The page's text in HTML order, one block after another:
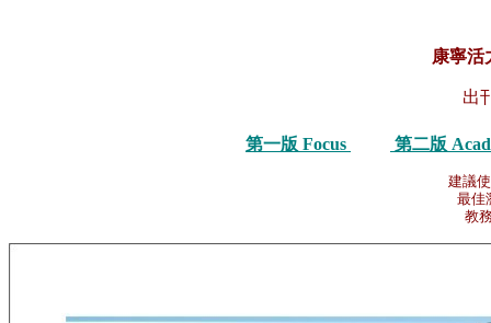
康寧活
出
第一版 Focus 第二版
建議
最佳
教